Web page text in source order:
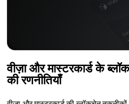
वीज़ा और मास्टरकार्ड के
की रणनीतियाँ